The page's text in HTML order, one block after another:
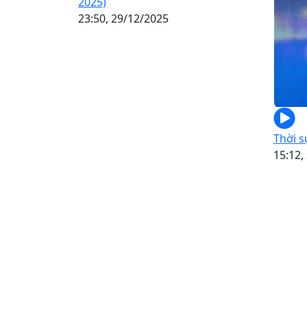
23:50, 29/12/2025
Thời